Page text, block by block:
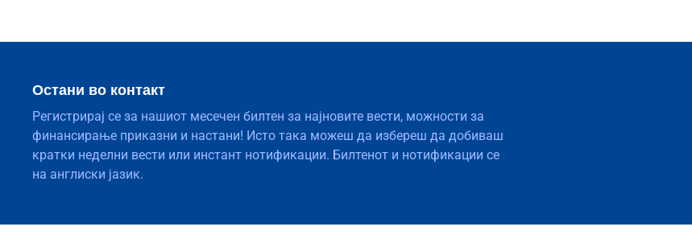
Остани во контакт
Регистрирај се за нашиот месечен билтен за најновите вести, можности за
финансирање приказни и настани! Исто така можеш да избереш да добиваш
кратки неделни вести или инстант нотификации. Билтенот и нотификации се
на англиски јазик.